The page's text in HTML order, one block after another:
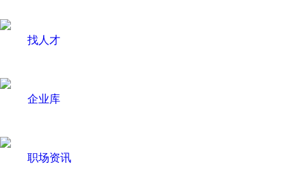
找人才
企业库
职场资讯